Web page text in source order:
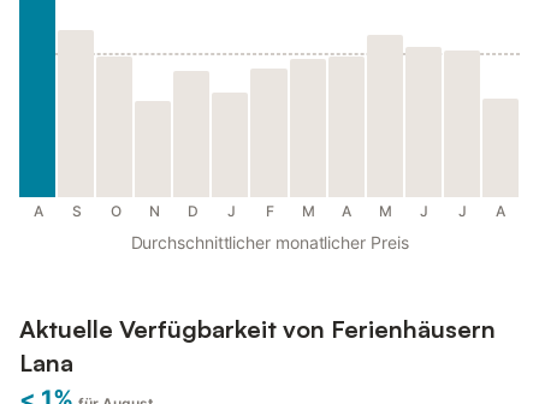
A S O N D J F M A M J J A
Durchschnittlicher monatlicher Preis
Aktuelle Verfügbarkeit von Ferienhäusern
Lana